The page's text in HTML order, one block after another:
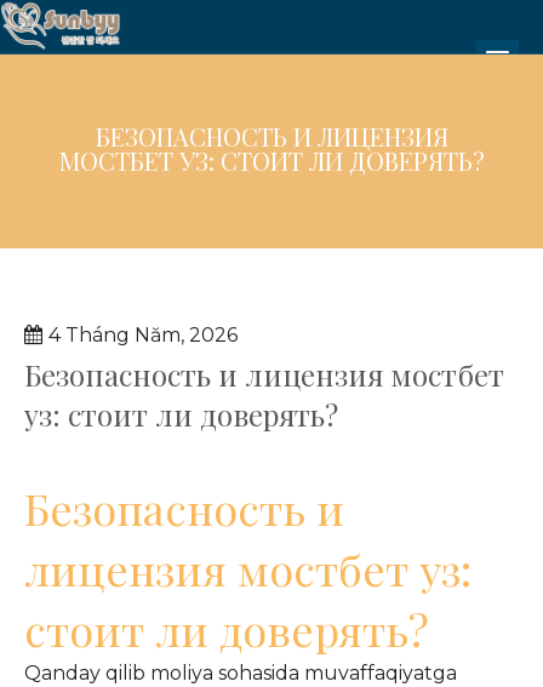
БЕЗОПАСНОСТЬ И ЛИЦЕНЗИЯ
МОСТБЕТ УЗ: СТОИТ ЛИ ДОВЕРЯТЬ?
4 Tháng Năm, 2026
Безопасность и лицензия мостбет
уз: стоит ли доверять?
Безопасность и
лицензия мостбет уз:
стоит ли доверять?
Qanday qilib moliya sohasida muvaffaqiyatga